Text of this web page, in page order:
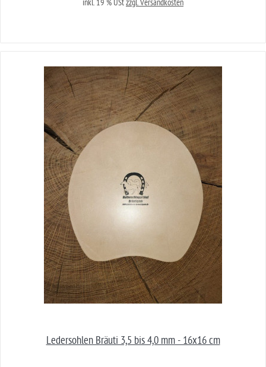
inkl. 19 % UStzzgl. Versandkosten
Ledersohlen Bräuti 3,5 bis 4,0 mm - 16x16 cm